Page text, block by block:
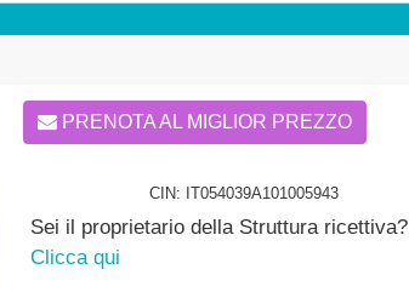
PRENOTA AL MIGLIOR PREZZO
CIN: IT054039A101005943
Sei il proprietario della Struttura ricettiva?
Clicca qui